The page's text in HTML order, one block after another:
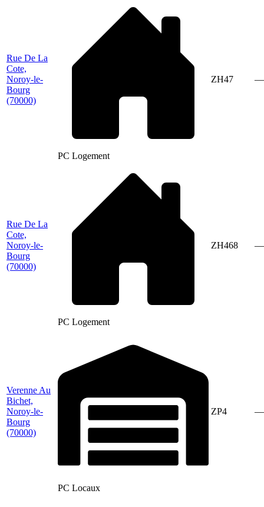
Rue De La
Cote,
Noroy-le-
Bourg
(70000)
PC Logement
ZH47 —
Rue De La
Cote,
Noroy-le-
Bourg
(70000)
PC Logement
ZH468 —
Verenne Au
Bichet,
Noroy-le-
Bourg
(70000)
PC Locaux
ZP4 —